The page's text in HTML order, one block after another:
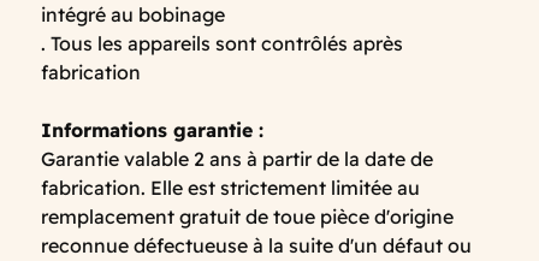
intégré au bobinage
. Tous les appareils sont contrôlés après
fabrication
Informations garantie :
Garantie valable 2 ans à partir de la date de
fabrication. Elle est strictement limitée au
remplacement gratuit de toue pièce d'origine
reconnue défectueuse à la suite d'un défaut ou